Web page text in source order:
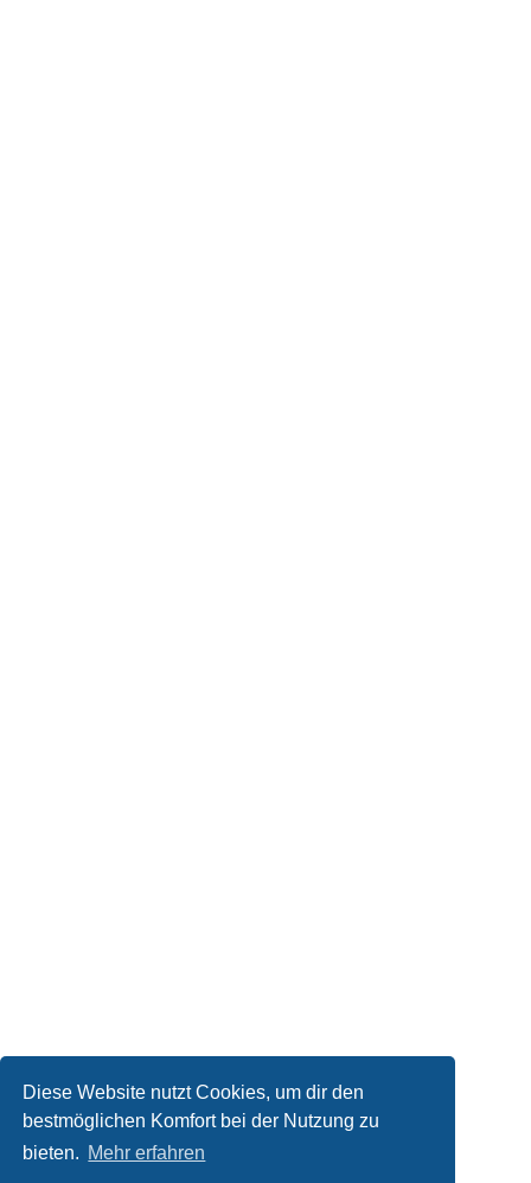
Diese Website nutzt Cookies, um dir den
bestmöglichen Komfort bei der Nutzung zu
bieten. Mehr erfahren